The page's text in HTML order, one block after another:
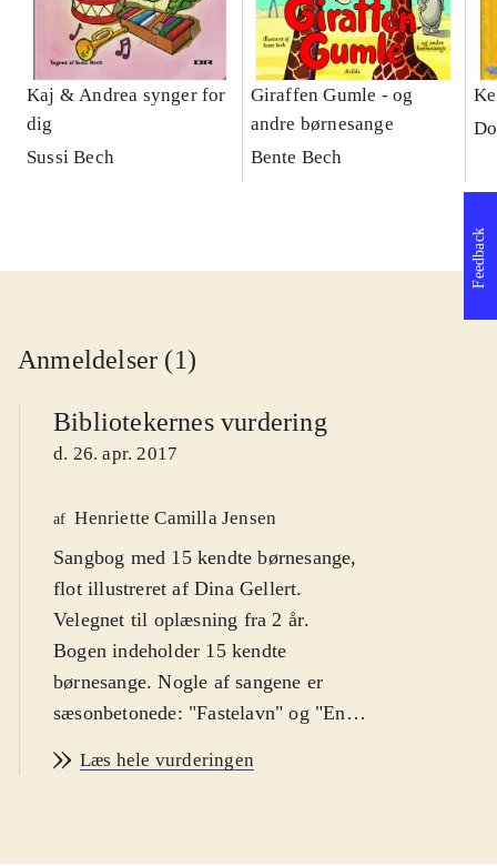
Kaj & Andrea synger for
dig
Sussi Bech
Giraffen Gumle - og
andre børnesange
Bente Bech
Anmeldelser (1)
Bibliotekernes vurdering
d. 26. apr. 2017
af Henriette Camilla Jensen
Sangbog med 15 kendte børnesange,
flot illustreret af Dina Gellert.
Velegnet til oplæsning fra 2 år.
Bogen indeholder 15 kendte
børnesange. Nogle af sangene er
sæsonbetonede: "Fastelavn" og "En
sange med fagter og sanglege:
Læs hele vurderingen
Feedback